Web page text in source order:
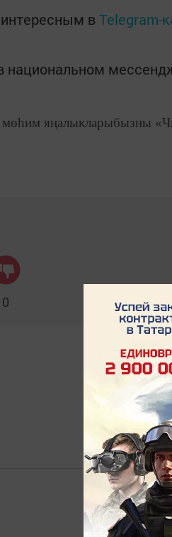
в Telegram-
национальном
яңалыкларыбызны
0